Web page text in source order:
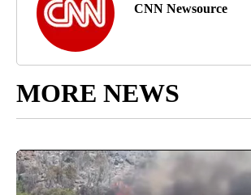
CNN Newsource
MORE NEWS